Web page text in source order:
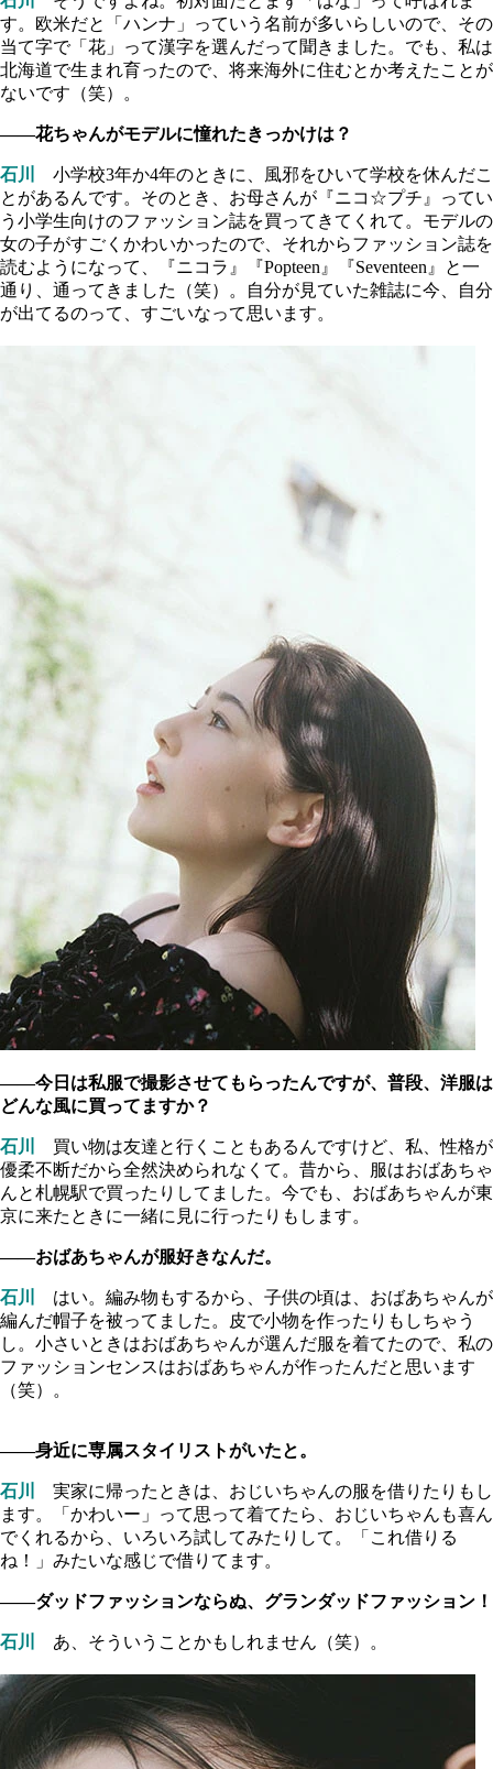
す。欧米だと「ハンナ」っていう名前が多いらしいので、その
当て字で「花」って漢字を選んだって聞きました。でも、私は
北海道で生まれ育ったので、将来海外に住むとか考えたことが
ないです（笑）。
――花ちゃんがモデルに憧れたきっかけは？
石川
小学校3年か4年のときに、風邪をひいて学校を休んだこ
とがあるんです。そのとき、お母さんが『ニコ☆プチ』ってい
う小学生向けのファッション誌を買ってきてくれて。モデルの
女の子がすごくかわいかったので、それからファッション誌を
読むようになって、『ニコラ』『Popteen』『Seventeen』と一
通り、通ってきました（笑）。自分が見ていた雑誌に今、自分
が出てるのって、すごいなって思います。
――今日は私服で撮影させてもらったんですが、普段、洋服は
どんな風に買ってますか？
石川
買い物は友達と行くこともあるんですけど、私、性格が
優柔不断だから全然決められなくて。昔から、服はおばあちゃ
んと札幌駅で買ったりしてました。今でも、おばあちゃんが東
京に来たときに一緒に見に行ったりもします。
――おばあちゃんが服好きなんだ。
石川
はい。編み物もするから、子供の頃は、おばあちゃんが
編んだ帽子を被ってました。皮で小物を作ったりもしちゃう
し。小さいときはおばあちゃんが選んだ服を着てたので、私の
ファッションセンスはおばあちゃんが作ったんだと思います
（笑）。
――身近に専属スタイリストがいたと。
石川
実家に帰ったときは、おじいちゃんの服を借りたりもし
ます。「かわいー」って思って着てたら、おじいちゃんも喜ん
でくれるから、いろいろ試してみたりして。「これ借りる
ね！」みたいな感じで借りてます。
――ダッドファッションならぬ、グランダッドファッション！
石川 あ、そういうことかもしれません（笑）。